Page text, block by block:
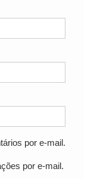
por e-mail.
por e-mail.